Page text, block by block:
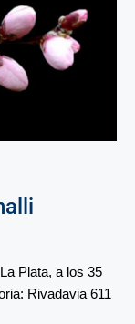
Plata, a los 35
Rivadavia 611